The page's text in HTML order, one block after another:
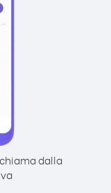
dalla